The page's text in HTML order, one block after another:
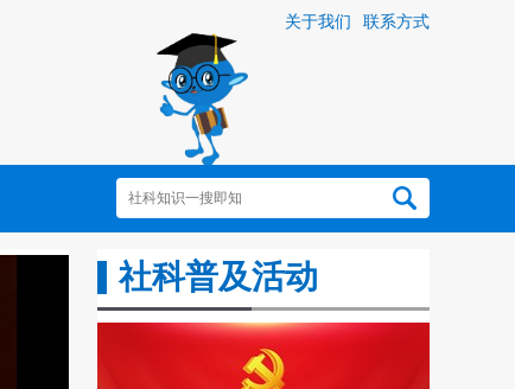
关于我们 联系方式
社科普及活动